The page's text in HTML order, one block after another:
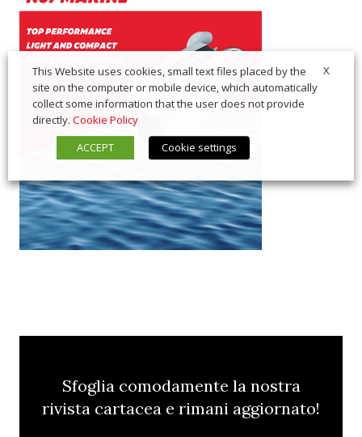
Sfoglia comodamente la nostra
rivista cartacea e rimani aggiornato!
X
This Website uses cookies, small text files placed by the
site on the computer or mobile device, which automatically
collect some information that the user does not provide
directly. Cookie Policy
ACCEPT
Cookie settings